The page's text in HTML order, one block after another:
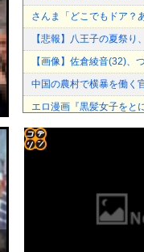
さんま「どこでもドア？
【悲報】八王子の夏祭り
【画像】佐倉綾音(32)、
中国の農村で横暴を働く
エロ漫画『黒髪女子をと
【悲報】国民民主党代表
【悲報】日本人艦これ絵
カープ渡邉悠斗、1号ホ
「神聖なる場所です」